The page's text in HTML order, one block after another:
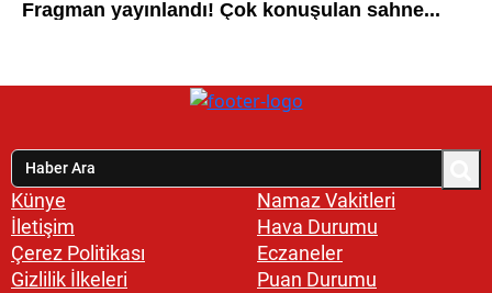
Künye
İletişim
Çerez Politikası
Gizlilik İlkeleri
Namaz Vakitleri
Hava Durumu
Eczaneler
Puan Durumu